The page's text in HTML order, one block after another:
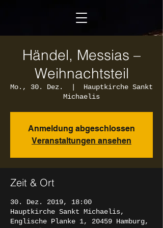
Händel, Messias –
Weihnachtsteil
Mo., 30. Dez.
Hauptkirche Sankt
Michaelis
Anmeldung abgeschlossen
Veranstaltungen ansehen
Zeit & Ort
30. Dez. 2019, 18:00
Hauptkirche Sankt Michaelis,
Englische Planke 1, 20459 Hamburg,